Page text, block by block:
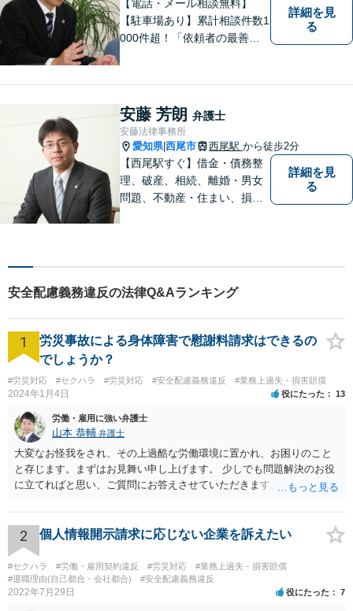
【電話・メール相談無料】
【駐車場あり】累計相談件数1
000件超！「依頼者の最善の
トな解決を考え抜きます。お
気軽にご相談ください！【完
全個室対応】
詳細を見
る
安藤 芳朗 弁護士
安藤法律事務所
愛知県|西尾市 西尾駅 から徒歩2分
【西尾駅すぐ】借金・債務整
理、破産、相続、離婚・男女
問題、不動産・住まい、損害
詳細を見
る
安全配慮義務違反の法律Q&Aランキング
1
労災事故による身体障害で慰謝料請求はできるの
でしょうか？
#労災対応 #セクハラ #労災対応 #安全配慮義務違反 #業務上過失・損害賠償
2024年1月4日 役にたった 13
労働・雇用に強い弁護士
山本 恭輔 弁護士
大変なお怪我をされ、その上過酷な労働環境に置かれ、お困りのこと
と存じます。まずはお見舞い申し上げます。 少しでも問題解決のお役
に立てればと思い、ご質問にお答えさせていただきます。 ご相談者の
我に関しては労災保険からの給付や会社からの損害賠償が、過重労働
に関しては未払残業代の支払が受けられる可能性がある事案とお見受
けします。 請求が認められる可能性や採るべき手続を検討するには、
様々な事情のヒアリングや証拠資料の検討が必要になるため、今後の
方針の検討も含め、一度面談にて法律相談をされることをおすすめし
ます。
2 個人情報開示請求に応じない企業を訴えたい
#セクハラ #労働・雇用契約違反 #労災対応
#業務上過失・損害賠償
#退職理由(自己都合・会社都合)
#安全配慮義務違反
2022年7月29日 役にたった 7